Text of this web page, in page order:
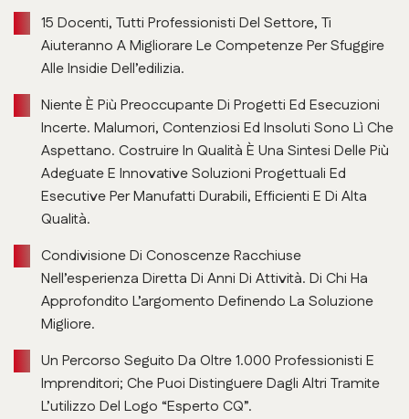
15 Docenti, Tutti Professionisti Del Settore, Ti
Aiuteranno A Migliorare Le Competenze Per Sfuggire
Alle Insidie Dell’edilizia.
Niente È Più Preoccupante Di Progetti Ed Esecuzioni
Incerte. Malumori, Contenziosi Ed Insoluti Sono Lì Che
Aspettano. Costruire In Qualità È Una Sintesi Delle Più
Adeguate E Innovative Soluzioni Progettuali Ed
Esecutive Per Manufatti Durabili, Efficienti E Di Alta
Qualità.
Condivisione Di Conoscenze Racchiuse
Nell’esperienza Diretta Di Anni Di Attività. Di Chi Ha
Approfondito L’argomento Definendo La Soluzione
Migliore.
Un Percorso Seguito Da Oltre 1.000 Professionisti E
Imprenditori; Che Puoi Distinguere Dagli Altri Tramite
L’utilizzo Del Logo “Esperto CQ”.